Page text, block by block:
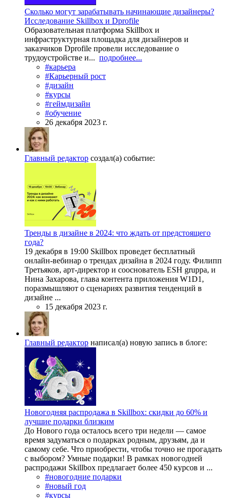
Сколько могут зарабатывать начинающие дизайнеры?
Исследование Skillbox и Dprofile
Образовательная платформа Skillbox и
инфраструктурная площадка для дизайнеров и
заказчиков Dprofile провели исследование о
трудоустройстве и... подробнее...
#карьера
#Карьерный рост
#дизайн
#курсы
#геймдизайн
#обучение
26 декабря 2023 г.
Главный редактор создал(а) событие:
Тренды в дизайне в 2024: что ждать от предстоящего
года?
19 декабря в 19:00 Skillbox проведет бесплатный
онлайн-вебинар о трендах дизайна в 2024 году. Филипп
Третьяков, арт-директор и сооснователь ESH gruppa, и
Нина Захарова, глава контента приложения W1D1,
поразмышляют о сценариях развития тенденций в
дизайне ...
15 декабря 2023 г.
Главный редактор написал(а) новую запись в блоге:
Новогодняя распродажа в Skillbox: скидки до 60% и
лучшие подарки близким
До Нового года осталось всего три недели — самое
время задуматься о подарках родным, друзьям, да и
самому себе. Что приобрести, чтобы точно не прогадать
с выбором? Умные подарки! В рамках новогодней
распродажи Skillbox предлагает более 450 курсов и ...
#новогодние подарки
#новый год
#курсы